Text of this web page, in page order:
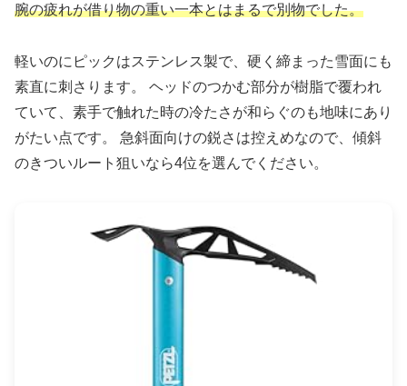
腕の疲れが借り物の重い一本とはまるで別物でした。
軽いのにピックはステンレス製で、硬く締まった雪面にも
素直に刺さります。 ヘッドのつかむ部分が樹脂で覆われ
ていて、素手で触れた時の冷たさが和らぐのも地味にあり
がたい点です。 急斜面向けの鋭さは控えめなので、傾斜
のきついルート狙いなら4位を選んでください。